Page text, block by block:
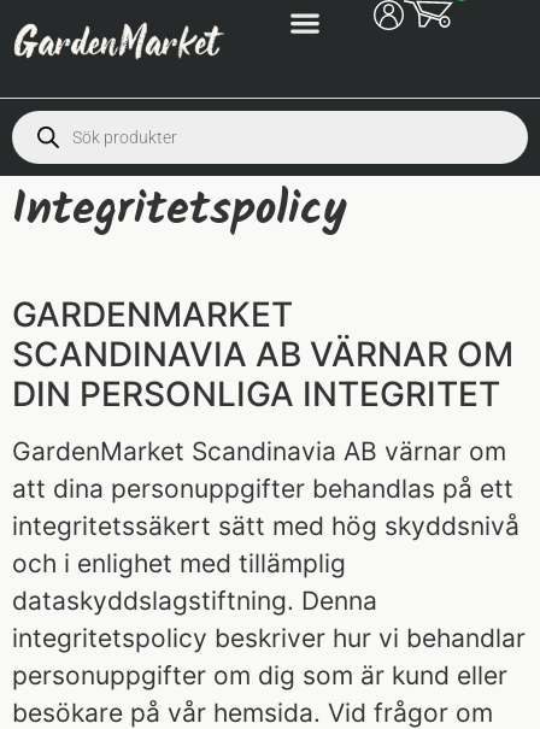
Integritetspolicy
GARDENMARKET
SCANDINAVIA AB VÄRNAR OM
DIN PERSONLIGA INTEGRITET
GardenMarket Scandinavia AB värnar om
att dina personuppgifter behandlas på ett
integritetssäkert sätt med hög skyddsnivå
och i enlighet med tillämplig
dataskyddslagstiftning. Denna
integritetspolicy beskriver hur vi behandlar
personuppgifter om dig som är kund eller
besökare på vår hemsida. Vid frågor om